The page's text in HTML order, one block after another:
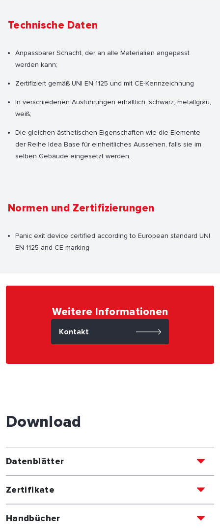
Technische Daten
Anpassbarer Schacht, der an alle Materialien angepasst
werden kann;
Zertifiziert gemäß UNI EN 1125 und mit CE-Kennzeichnung
In verschiedenen Ausführungen erhältlich: schwarz, metallgrau,
weiß;
Die gleichen ästhetischen Eigenschaften wie die Elemente
der Reihe Idea Base für einheitliches Aussehen, falls sie im
selben Gebäude eingesetzt werden.
Normen und Zertifizierungen
Panic exit device certified according to European standard UNI
EN 1125 and CE marking
Weitere Informationen
Kontakt
Download
Datenblätter
Zertifikate
Handbücher